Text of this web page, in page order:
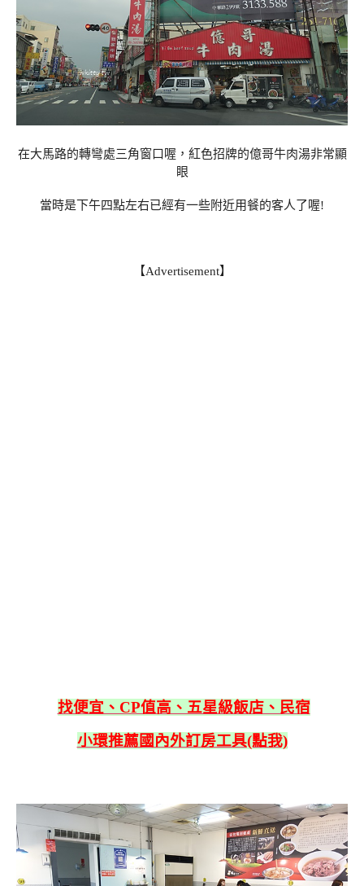
在大馬路的轉彎處三角窗口喔，紅色招牌的億哥牛肉湯非常顯
眼
當時是下午四點左右已經有一些附近用餐的客人了喔!
【Advertisement】
找便宜、CP值高、五星級飯店、民宿
小環推薦國內外訂房工具(點我)